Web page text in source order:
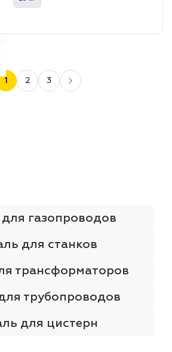
1 2 3
газопроводов
для станков
трансформаторов
трубопроводов
для цистерн